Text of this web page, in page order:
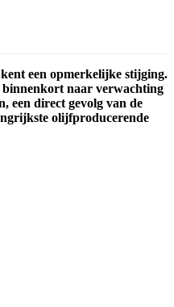
kent een opmerkelijke stijging.
naar verwachting
een direct gevolg van de
olijfproducerende